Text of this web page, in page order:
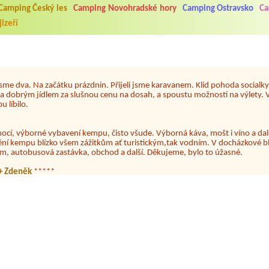
Český les Camping Novohradské hory Camping Ostravsko
do 1.8. 2026. Kemp jako takový je pěkný. V umývárně i na WC bylo
není samozřejmost. V kempu je obchod a restaurace, kebab a
hluk z repráků u stanů a absolutní bezohlednost ostatních ubytovaných.
hrála jiná hudba.Kemp pěkný, ale takový rámus jsme ještě nezažili...
dva. Na začátku prázdnin. Přijeli jsme karavanem. Klid pohoda socialky
dobrým jídlem za slušnou cenu na dosah, a spoustu možností na výlety.
líbilo.
výborné vybavení kempu, čisto všude. Výborná káva, mošt i víno a
kempu blízko všem zážitkům ať turistickým,tak vodním. V docházkové
autobusová zastávka, obchod a další. Děkujeme, bylo to úžasné.
rok 3 dny a letos celý týden. Krásný, klidný kemp. Čisté, nově